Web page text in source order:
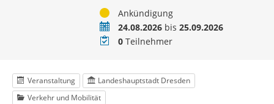
StatusAnkündigung
Zeitraum24.08.2026bis 25.09.2026
Teilnehmer
0Teilnehmer
Veranstaltung
Landeshauptstadt Dresden
Verkehr und Mobilität